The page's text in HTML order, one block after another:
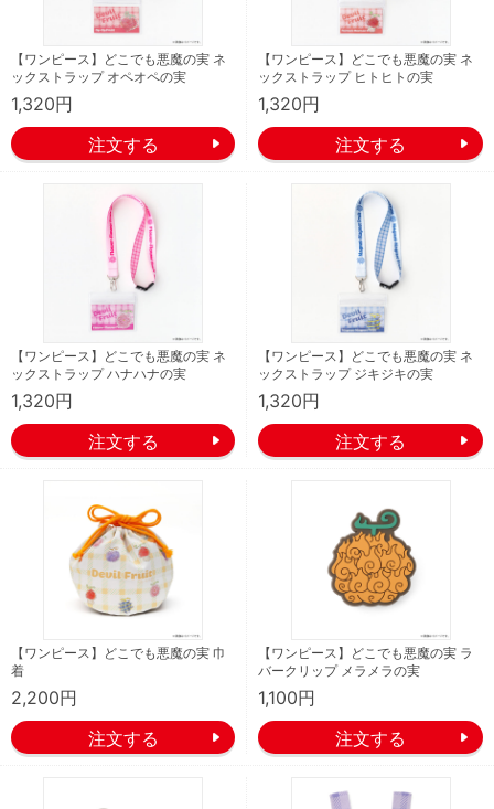
【ワンピース】どこでも悪魔の実 ネ
ックストラップ オペオペの実
1,320円
【ワンピース】どこでも悪魔の実 ネ
ックストラップ ヒトヒトの実
1,320円
【ワンピース】どこでも悪魔の実 ネ
ックストラップ ハナハナの実
1,320円
【ワンピース】どこでも悪魔の実 ネ
ックストラップ ジキジキの実
1,320円
【ワンピース】どこでも悪魔の実 巾
着
2,200円
【ワンピース】どこでも悪魔の実 ラ
バークリップ メラメラの実
1,100円